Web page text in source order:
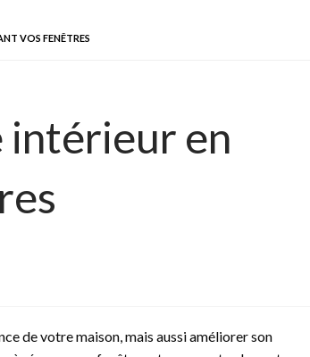
VOS FENÊTRES
intérieur en
de votre maison, mais aussi améliorer son